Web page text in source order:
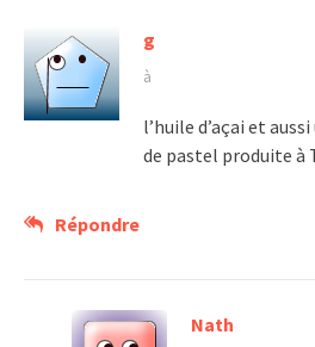
g
à
l’huile d’açai et
de pastel produite à
Répondre
Nath